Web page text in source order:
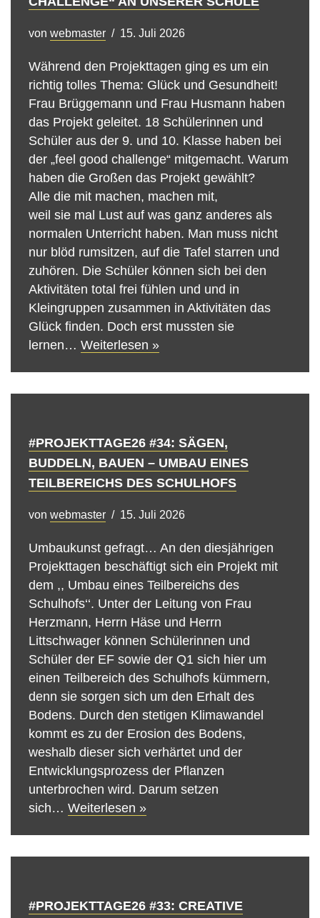
von webmaster 15. Juli 2026
Während den Projekttagen ging es um ein
richtig tolles Thema: Glück und Gesundheit!
Frau Brüggemann und Frau Husmann haben
das Projekt geleitet. 18 Schülerinnen und
Schüler aus der 9. und 10. Klasse haben bei
der „feel good challenge“ mitgemacht. Warum
haben die Großen das Projekt gewählt?
Alle die mit machen, machen mit,
weil sie mal Lust auf was ganz anderes als
normalen Unterricht haben. Man muss nicht
nur blöd rumsitzen, auf die Tafel starren und
zuhören. Die Schüler können sich bei den
Aktivitäten total frei fühlen und und in
Kleingruppen zusammen in Aktivitäten das
Glück finden. Doch erst mussten sie
lernen… Weiterlesen »
#PROJEKTTAGE26 #34: SÄGEN,
BUDDELN, BAUEN – UMBAU EINES
TEILBEREICHS DES SCHULHOFS
von webmaster 15. Juli 2026
Umbaukunst gefragt… An den diesjährigen
Projekttagen beschäftigt sich ein Projekt mit
dem ,, Umbau eines Teilbereichs des
Schulhofs‘‘. Unter der Leitung von Frau
Herzmann, Herrn Häse und Herrn
Littschwager können Schülerinnen und
Schüler der EF sowie der Q1 sich hier um
einen Teilbereich des Schulhofs kümmern,
denn sie sorgen sich um den Erhalt des
Bodens. Durch den stetigen Klimawandel
kommt es zu der Erosion des Bodens,
weshalb dieser sich verhärtet und der
Entwicklungsprozess der Pflanzen
unterbrochen wird. Darum setzen
sich… Weiterlesen »
#PROJEKTTAGE26 #33: CREATIVE